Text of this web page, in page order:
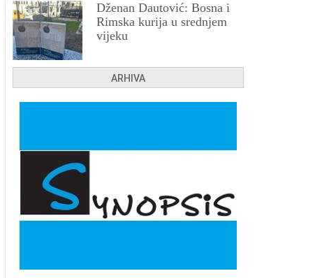
Dženan Dautović: Bosna i
Rimska kurija u srednjem
vijeku
ARHIVA